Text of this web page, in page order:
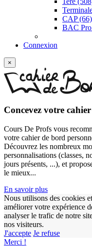
CAP(66)
BAC Pro
Connexion
×
Concevez votre
Cours De Profs vous
votre cahier de bord
Découvrez les nombreux
personnalisations (classes,
jours présents, ...), et
le mieux...
En savoir plus
Nous utilisons des cookies
améliorer votre expérience
analyser le trafic de notre
nos visiteurs.
J'accepte Je refuse
Merci !